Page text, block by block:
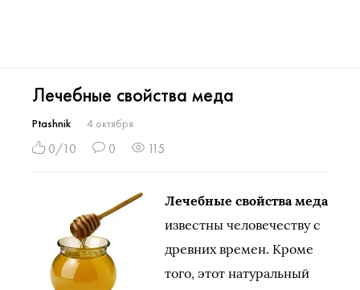
Лечебные свойства меда
Ptashnik 4 октября
0/10 0 115
Лечебные свойства меда
известны человечеству с
древних времен. Кроме
того, этот натуральный